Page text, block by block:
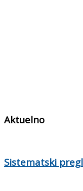
Aktuelno
Sistematski